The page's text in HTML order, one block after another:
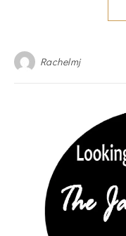
Rachelmj